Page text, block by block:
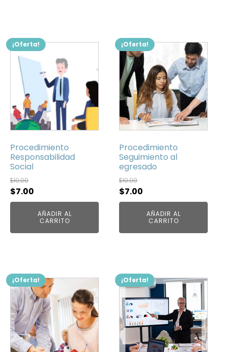
¡Oferta!
Procedimiento
Responsabilidad
Social
$10.00
El
precio
original
era:
$7.00
precio
actual
AÑADIR AL
CARRITO
¡Oferta!
Procedimiento
Seguimiento al
egresado
$10.00
El
precio
original
era:
$7.00
precio
actual
AÑADIR AL
CARRITO
¡Oferta! ¡Oferta!